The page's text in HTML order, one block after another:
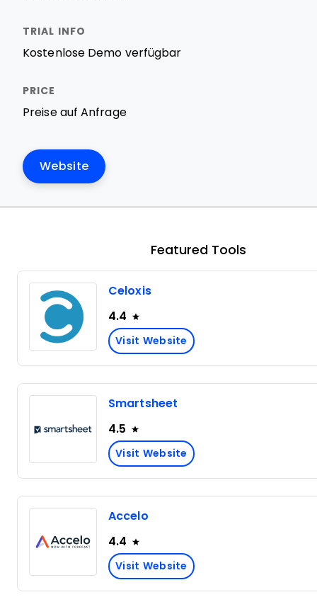
Kostenlose Demo verfügbar
Preise auf Anfrage
Website
Featured Tools
Celoxis
4.4
Visit Website
Smartsheet
4.5
Visit Website
Accelo
4.4
Visit Website